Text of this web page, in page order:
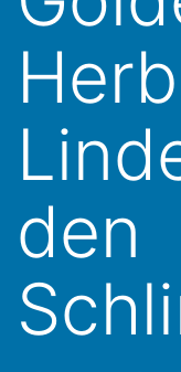
den